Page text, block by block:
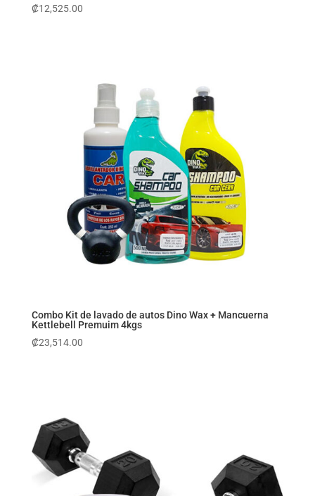
₡12,525.00
Combo Kit de lavado de autos Dino Wax + Mancuerna
Kettlebell Premuim 4kgs
₡23,514.00